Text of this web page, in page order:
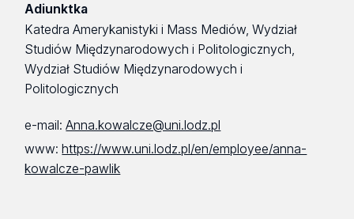
Adiunktka
Katedra Amerykanistyki i Mass Mediów, Wydział
Studiów Międzynarodowych i Politologicznych,
Wydział Studiów Międzynarodowych i
Politologicznych
e-mail:Anna.kowalcze@uni.lodz.pl
www:https://www.uni.lodz.pl/en/employee/anna-
kowalcze-pawlik